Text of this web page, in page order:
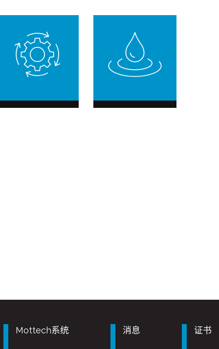
Mottech系统 消息 证书